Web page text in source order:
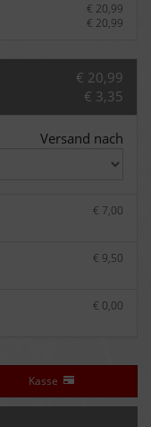
€ 20,99
€ 20,99
€ 20,99
€ 3,35
Versand nach
€ 7,00
€ 9,50
€ 0,00
Kasse